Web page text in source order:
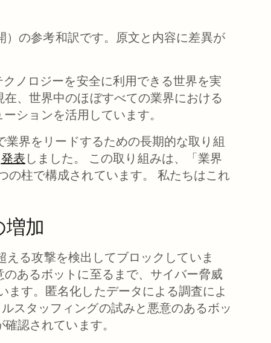
）の参考和訳です。原文と内容に差異が
ノロジーを安全に利用できる世界を実
、世界中のほぼすべての業界における
ションを活用しています。
界をリードするための長期的な取り組
発表 しました。 この取り組みは、「業界
の柱で構成されています。 私たちはこれ
加
る攻撃を検出してブロックしていま
あるボットに至るまで、サイバー脅威
す。匿名化したデータによる調査によ
スタッフィングの試みと悪意のあるボッ
認されています。